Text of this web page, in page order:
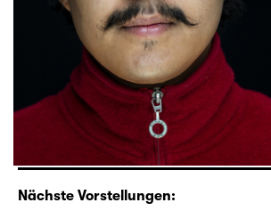
Nächste Vorstellungen: